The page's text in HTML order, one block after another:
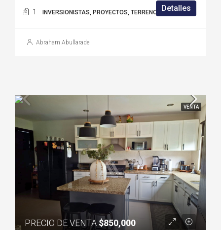
1 INVERSIONISTAS, PROYECTOS, TERRENOS Detalles
Abraham Abullarade
VENTA
PRECIO DE VENTA $850,000